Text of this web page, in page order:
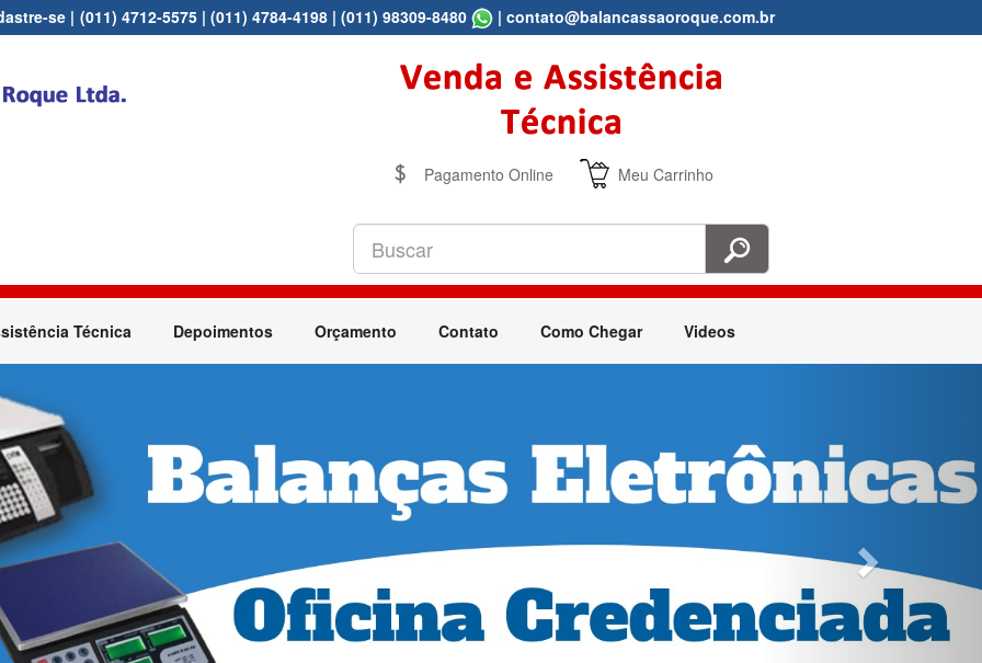
(011) 4712-5575| (011) 4784-4198| (011) 98309-8480 | contato@balancassaoroque.com.br
se |
Pagamento Online Meu Carrinho
Técnica Depoimentos Orçamento Contato Como Chegar Videos